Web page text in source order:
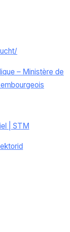
– Ministère de
| STM